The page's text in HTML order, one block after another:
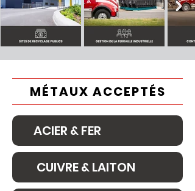
MÉTAUX ACCEPTÉS
ACIER & FER
CUIVRE & LAITON